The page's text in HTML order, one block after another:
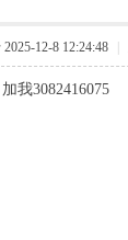
12-8 12:24:48
我3082416075